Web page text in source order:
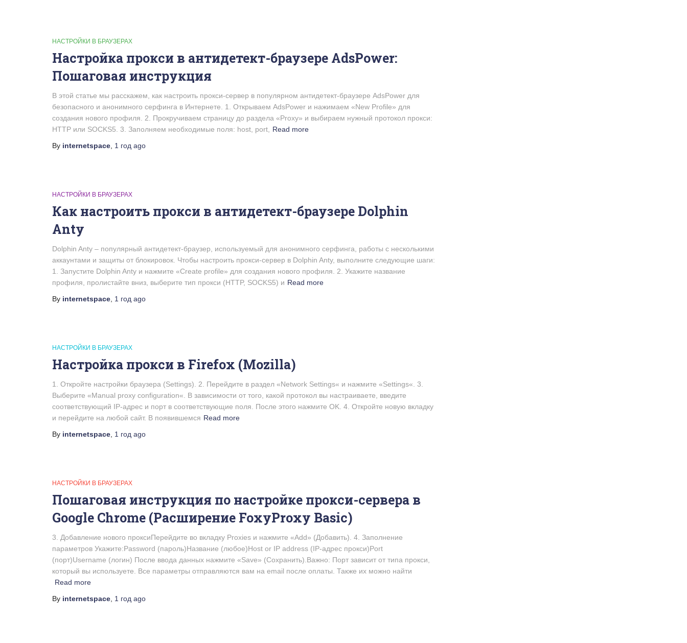
НАСТРОЙКИ В БРАУЗЕРАХ
Настройка прокси в антидетект-браузере AdsPower:
Пошаговая инструкция
В этой статье мы расскажем, как настроить прокси-сервер в популярном антидетект-браузере AdsPower для
безопасного и анонимного серфинга в Интернете. 1. Открываем AdsPower и нажимаем «New Profile» для
создания нового профиля. 2. Прокручиваем страницу до раздела «Proxy» и выбираем нужный протокол прокси:
HTTP или SOCKS5. 3. Заполняем необходимые поля: host, port,
Read more
By internetspace 1 год ago
НАСТРОЙКИ В БРАУЗЕРАХ
Как настроить прокси в антидетект-браузере Dolphin
Anty
Dolphin Anty – популярный антидетект-браузер, используемый для анонимного серфинга, работы с несколькими
аккаунтами и защиты от блокировок. Чтобы настроить прокси-сервер в Dolphin Anty, выполните следующие шаги:
1. Запустите Dolphin Anty и нажмите «Create profile» для создания нового профиля. 2. Укажите название
профиля, пролистайте вниз, выберите тип прокси (HTTP, SOCKS5) и Read more
By internetspace 1 год ago
НАСТРОЙКИ В БРАУЗЕРАХ
Настройка прокси в Firefox (Mozilla)
1. Откройте настройки браузера (Settings). 2. Перейдите в раздел «Network Settings« и нажмите «Settings«. 3.
Выберите «Manual proxy configuration«. В зависимости от того, какой протокол вы настраиваете, введите
соответствующий IP-адрес и порт в соответствующие поля. После этого нажмите OK. 4. Откройте новую вкладку
и перейдите на любой сайт. В появившемся Read more
By internetspace 1 год ago
НАСТРОЙКИ В БРАУЗЕРАХ
Пошаговая инструкция по настройке прокси-сервера в
Google Chrome (Расширение FoxyProxy Basic)
3. Добавление нового проксиПерейдите во вкладку Proxies и нажмите «Add» (Добавить). 4. Заполнение
параметров Укажите:Password (пароль)Название (любое)Host or IP address (IP-адрес прокси)Port
(порт)Username (логин) После ввода данных нажмите «Save» (Сохранить).Важно: Порт зависит от типа прокси,
который вы используете. Все параметры отправляются вам на email после оплаты. Также их можно найти
Read more
By internetspace 1 год ago